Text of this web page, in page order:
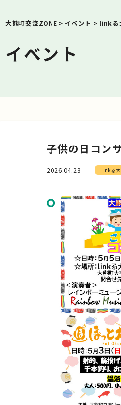
大熊町交流ZONE > イベント > linkる
イベント
子供の日コン
2026.04.23 linkる大